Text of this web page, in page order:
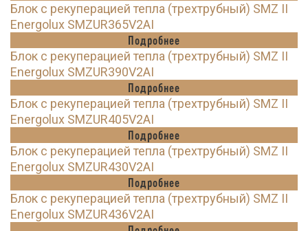
Блок с рекуперацией тепла (трехтрубный) SMZ II
Energolux SMZUR365V2AI
Подробнее
Блок с рекуперацией тепла (трехтрубный) SMZ II
Energolux SMZUR390V2AI
Подробнее
Блок с рекуперацией тепла (трехтрубный) SMZ II
Energolux SMZUR405V2AI
Подробнее
Блок с рекуперацией тепла (трехтрубный) SMZ II
Energolux SMZUR430V2AI
Подробнее
Блок с рекуперацией тепла (трехтрубный) SMZ II
Energolux SMZUR436V2AI